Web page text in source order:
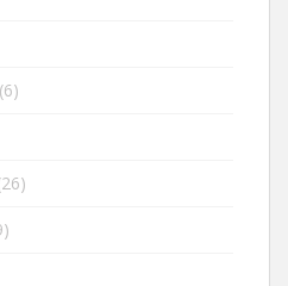
(6)